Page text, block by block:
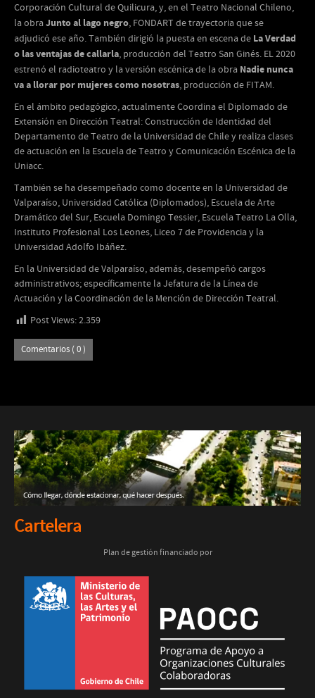
Corporación Cultural de Quilicura, y, en el Teatro Nacional Chileno,
la obra Junto al lago negro, FONDART de trayectoria que se
adjudicó ese año. También dirigió la puesta en escena de La Verdad
o las ventajas de callarla, producción del Teatro San Ginés. EL 2020
estrenó el radioteatro y la versión escénica de la obra Nadie nunca
va a llorar por mujeres como nosotras, producción de FITAM.
En el ámbito pedagógico, actualmente Coordina el Diplomado de
Extensión en Dirección Teatral: Construcción de Identidad del
Departamento de Teatro de la Universidad de Chile y realiza clases
de actuación en la Escuela de Teatro y Comunicación Escénica de la
Uniacc.
También se ha desempeñado como docente en la Universidad de
Valparaíso, Universidad Católica (Diplomados), Escuela de Arte
Dramático del Sur, Escuela Domingo Tessier, Escuela Teatro La Olla,
Instituto Profesional Los Leones, Liceo 7 de Providencia y la
Universidad Adolfo Ibáñez.
En la Universidad de Valparaíso, además, desempeñó cargos
administrativos; específicamente la Jefatura de la Línea de
Actuación y la Coordinación de la Mención de Dirección Teatral.
Post Views:2.359
Comentarios ( 0 )
Cartelera
Plan de gestión financiado por